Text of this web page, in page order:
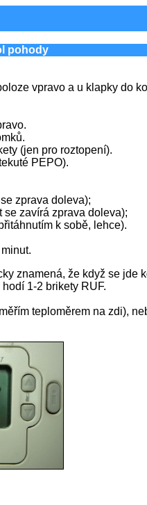
pohody
vpravo a u klapky do
(jen pro roztopení).
PEPO).
zprava doleva);
zavírá zprava doleva);
k sobě, lehce).
znamená, že když se jde
1-2 brikety RUF.
teploměrem na zdi),